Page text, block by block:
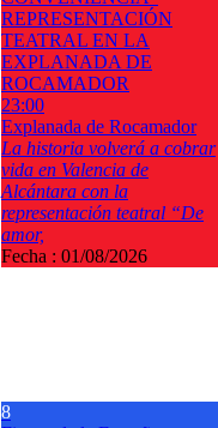
REPRESENTACIÓN
TEATRAL EN LA
EXPLANADA DE
ROCAMADOR
23:00
Explanada de Rocamador
La historia volverá a cobrar
vida en Valencia de
Alcántara con la
representación teatral “De
amor,
Fecha : 01/08/2026
8